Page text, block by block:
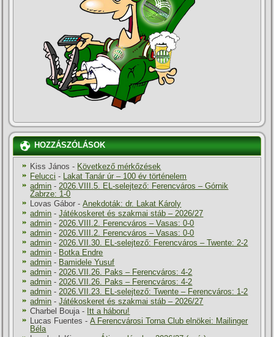
HOZZÁSZÓLÁSOK
Kiss János - Következő mérkőzések
Felucci - Lakat Tanár úr – 100 év történelem
admin -2026.VIII.5. EL-selejtező: Ferencváros – Górnik
Zabrze: 1-0
Lovas Gábor -Anekdoták: dr. Lakat Károly
admin -Játékoskeret és szakmai stáb – 2026/27
admin -2026.VIII.2. Ferencváros – Vasas: 0-0
admin -2026.VIII.2. Ferencváros – Vasas: 0-0
admin -2026.VII.30. EL-selejtező: Ferencváros – Twente: 2-2
admin - Botka Endre
admin - Bamidele Yusuf
admin -2026.VII.26. Paks – Ferencváros: 4-2
admin -2026.VII.26. Paks – Ferencváros: 4-2
admin -2026.VII.23. EL-selejtező: Twente – Ferencváros: 1-2
admin -Játékoskeret és szakmai stáb – 2026/27
Charbel Bouja- Itt a háboru!
Lucas Fuentes -A Ferencvárosi Torna Club elnökei: Mailinger
Béla